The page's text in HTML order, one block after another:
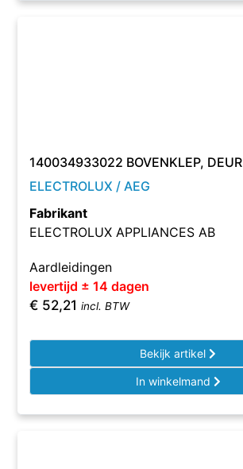
140034933022 BOVENKLEP, DEUR
ELECTROLUX / AEG
Fabrikant
ELECTROLUX APPLIANCES AB
Aardleidingen
levertijd ± 14 dagen
€ 52,21 incl. BTW
Bekijk artikel
In winkelmand